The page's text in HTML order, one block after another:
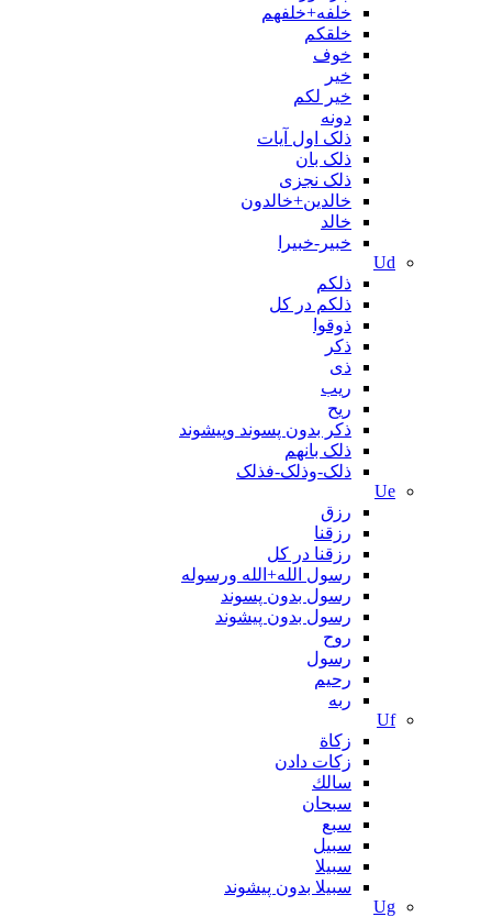
خلفه+خلفهم
خلقکم
خوف
خیر
خیر لکم
دونه
ذلک اول آیات
ذلک بان
ذلک نجزی
خالدين+خالدون
خالد
خبیر-خبیرا
Ud
ذلکم
ذلکم در کل
ذوقوا
ذکر
ذی
ریب
ریح
ذکر بدون پسوند وپیشوند
ذلک بانهم
ذلک-وذلک-فذلک
Ue
رزق
رزقنا
رزقنا در کل
رسول الله+الله ورسوله
رسول بدون پسوند
رسول بدون پیشوند
روح
رسول
رحیم
ربه
Uf
زکاة
زکات دادن
سالك
سبحان
سبع
سبیل
سبیلا
سبیلا بدون پیشوند
Ug